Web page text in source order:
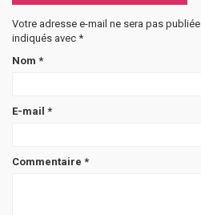
Votre adresse e-mail ne sera pas publiée.
indiqués avec *
Nom *
E-mail *
Commentaire *